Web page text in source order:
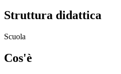
Struttura didattica
Scuola
Cos'è